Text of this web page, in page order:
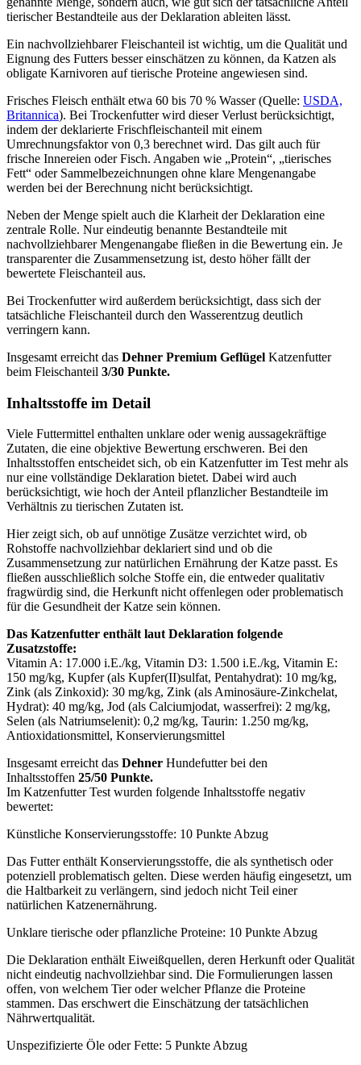
tierischer Bestandteile aus der Deklaration ableiten lässt.
Ein nachvollziehbarer Fleischanteil ist wichtig, um die Qualität und
Eignung des Futters besser einschätzen zu können, da Katzen als
obligate Karnivoren auf tierische Proteine angewiesen sind.
Frisches Fleisch enthält etwa 60 bis 70 % Wasser (Quelle: USDA,
Britannica). Bei Trockenfutter wird dieser Verlust berücksichtigt,
indem der deklarierte Frischfleischanteil mit einem
Umrechnungsfaktor von 0,3 berechnet wird. Das gilt auch für
frische Innereien oder Fisch. Angaben wie „Protein“, „tierisches
Fett“ oder Sammelbezeichnungen ohne klare Mengenangabe
werden bei der Berechnung nicht berücksichtigt.
Neben der Menge spielt auch die Klarheit der Deklaration eine
zentrale Rolle. Nur eindeutig benannte Bestandteile mit
nachvollziehbarer Mengenangabe fließen in die Bewertung ein. Je
transparenter die Zusammensetzung ist, desto höher fällt der
bewertete Fleischanteil aus.
Bei Trockenfutter wird außerdem berücksichtigt, dass sich der
tatsächliche Fleischanteil durch den Wasserentzug deutlich
verringern kann.
Insgesamt erreicht das Dehner Premium Geflügel Katzenfutter
beim Fleischanteil 3/30 Punkte.
Inhaltsstoffe im Detail
Viele Futtermittel enthalten unklare oder wenig aussagekräftige
Zutaten, die eine objektive Bewertung erschweren. Bei den
Inhaltsstoffen entscheidet sich, ob ein Katzenfutter im Test mehr als
nur eine vollständige Deklaration bietet. Dabei wird auch
berücksichtigt, wie hoch der Anteil pflanzlicher Bestandteile im
Verhältnis zu tierischen Zutaten ist.
Hier zeigt sich, ob auf unnötige Zusätze verzichtet wird, ob
Rohstoffe nachvollziehbar deklariert sind und ob die
Zusammensetzung zur natürlichen Ernährung der Katze passt. Es
fließen ausschließlich solche Stoffe ein, die entweder qualitativ
fragwürdig sind, die Herkunft nicht offenlegen oder problematisch
für die Gesundheit der Katze sein können.
Das Katzenfutter enthält laut Deklaration folgende
Zusatzstoffe:
Vitamin A: 17.000 i.E./kg, Vitamin D3: 1.500 i.E./kg, Vitamin E:
150 mg/kg, Kupfer (als Kupfer(II)sulfat, Pentahydrat): 10 mg/kg,
Zink (als Zinkoxid): 30 mg/kg, Zink (als Aminosäure-Zinkchelat,
Hydrat): 40 mg/kg, Jod (als Calciumjodat, wasserfrei): 2 mg/kg,
Selen (als Natriumselenit): 0,2 mg/kg, Taurin: 1.250 mg/kg,
Antioxidationsmittel, Konservierungsmittel
Insgesamt erreicht das Dehner Hundefutter bei den
Inhaltsstoffen 25/50 Punkte.
Im Katzenfutter Test wurden folgende Inhaltsstoffe negativ
bewertet:
Künstliche Konservierungsstoffe: 10 Punkte Abzug
Das Futter enthält Konservierungsstoffe, die als synthetisch oder
potenziell problematisch gelten. Diese werden häufig eingesetzt, um
die Haltbarkeit zu verlängern, sind jedoch nicht Teil einer
natürlichen Katzenernährung.
Unklare tierische oder pflanzliche Proteine: 10 Punkte Abzug
Die Deklaration enthält Eiweißquellen, deren Herkunft oder Qualität
nicht eindeutig nachvollziehbar sind. Die Formulierungen lassen
offen, von welchem Tier oder welcher Pflanze die Proteine
stammen. Das erschwert die Einschätzung der tatsächlichen
Nährwertqualität.
Unspezifizierte Öle oder Fette: 5 Punkte Abzug